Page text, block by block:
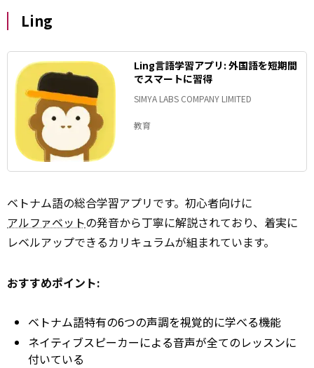
Ling
Ling言語学習アプリ: 外国語を短期間
でスマートに習得
SIMYA LABS COMPANY LIMITED
教育
ベトナム語の総合学習アプリです。初心者向けに
アルファベットの発音から丁寧に解説されており、着実に
レベルアップできるカリキュラムが組まれています。
おすすめポイント:
ベトナム語特有の6つの声調を視覚的に学べる機能
ネイティブスピーカーによる音声が全てのレッスンに
付いている